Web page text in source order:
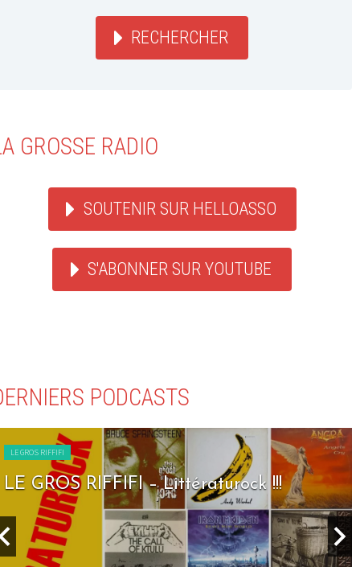
RECHERCHER
GROSSE RADIO
SOUTENIR SUR HELLOASSO
S'ABONNER SUR YOUTUBE
PODCASTS
LE GROS RIFFIFI
LE GROS RIFFIFI – Littératurock !!!